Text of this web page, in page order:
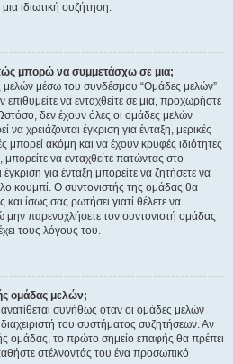
ιδιωτική συζήτηση.
μπορώ να συμμετάσχω σε μια;
μελών μέσω του συνδέσμου “Ομάδες μελών”
να ενταχθείτε σε μια, προχωρήστε
δεν έχουν όλες οι ομάδες μελών
χρειάζονται έγκριση για ένταξη, μερικές
μπορεί ακόμη και να έχουν κρυφές ιδιότητες
να ενταχθείτε πατώντας στο
για ένταξη μπορείτε να ζητήσετε να
κουμπί. Ο συντονιστής της ομάδας θα
και ίσως σας ρωτήσει γιατί θέλετε να
παρενοχλήσετε τον συντονιστή ομάδας
τους λόγους του.
ομάδας μελών;
συνήθως όταν οι ομάδες μελών
του συστήματος συζητήσεων. Αν
ομάδας, το πρώτο σημείο επαφής θα πρέπει
στέλνοντάς του ένα προσωπικό